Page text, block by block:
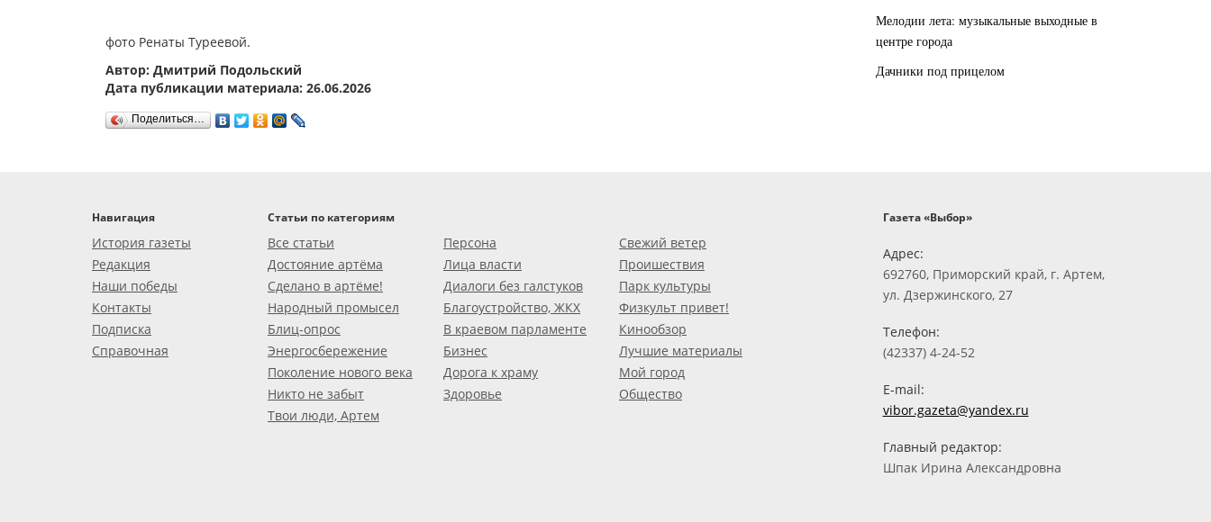
фото Ренаты Туреевой.
Автор: Дмитрий Подольский
Дата публикации материала: 26.06.2026
Поделиться…
Мелодии лета: музыкальные выходные в
центре города
Дачники под прицелом
Навигация
История газеты
Редакция
Наши победы
Контакты
Подписка
Справочная
Статьи по категориям
Все статьи
Достояние артёма
Сделано в артёме!
Народный промысел
Блиц-опрос
Энергосбережение
Поколение нового века
Никто не забыт
Твои люди, Артем
Персона
Лица власти
Диалоги без галстуков
Благоустройство, ЖКХ
В краевом парламенте
Бизнес
Дорога к храму
Здоровье
Свежий ветер
Проишествия
Парк культуры
Физкульт привет!
Кинообзор
Лучшие материалы
Мой город
Общество
Газета «Выбор»
Адрес:
692760, Приморский край, г. Артем,
ул. Дзержинского, 27
Телефон:
(42337) 4-24-52
E-mail:
vibor.gazeta@yandex.ru
Главный редактор:
Шпак Ирина Александровна